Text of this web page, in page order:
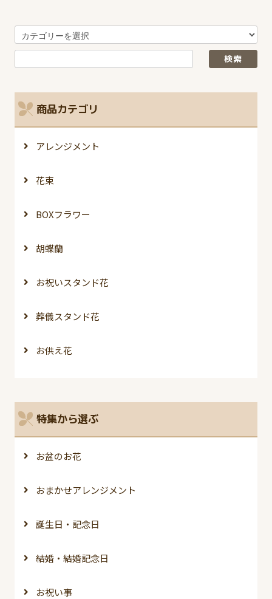
商品カテゴリ
アレンジメント
花束
BOXフラワー
胡蝶蘭
お祝いスタンド花
葬儀スタンド花
お供え花
特集から選ぶ
お盆のお花
おまかせアレンジメント
誕生日・記念日
結婚・結婚記念日
お祝い事